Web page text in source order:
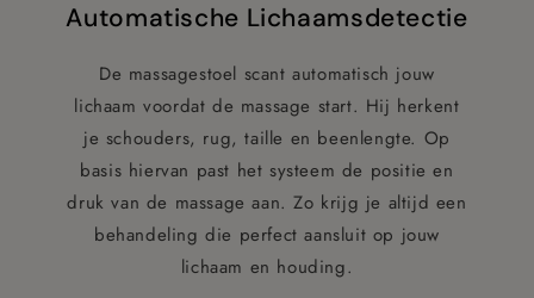
Automatische Lichaamsdetectie
De massagestoel scant automatisch jouw
lichaam voordat de massage start. Hij herkent
je schouders, rug, taille en beenlengte. Op
basis hiervan past het systeem de positie en
druk van de massage aan. Zo krijg je altijd een
behandeling die perfect aansluit op jouw
lichaam en houding.